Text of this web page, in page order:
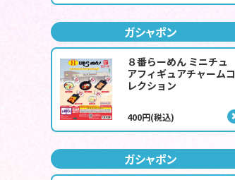
ガシャポン
８番らーめん ミニチュ
アフィギュアチャームコ
レクション
400円(税込)
ガシャポン